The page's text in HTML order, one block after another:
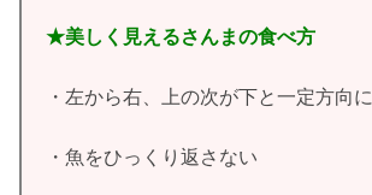
★美しく見えるさんまの食べ方
・左から右、上の次が下と一定方向に
・魚をひっくり返さない